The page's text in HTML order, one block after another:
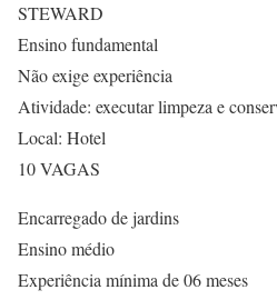
STEWARD
Ensino fundamental
Não exige experiência
Atividade: executar limpeza e
Local: Hotel
10 VAGAS
Encarregado de jardins
Ensino médio
Experiência mínima de 06 meses